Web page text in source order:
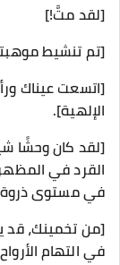
[لقد متَّ!]
[تم تنشيط
[اتسعت عيناك
الإلهية].
[لقد كان وحشًا
القرد في
في مستوى ذروة
[من تخمينك،
في التهام